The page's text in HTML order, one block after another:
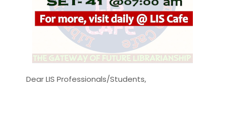
Dear LIS Professionals/Students,